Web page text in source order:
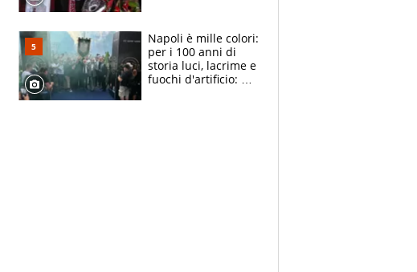
bigliettini
Napoli è mille colori:
per i 100 anni di
storia luci, lacrime e
fuochi d'artificio: De